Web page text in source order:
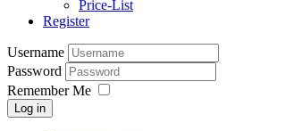
Price-List
Register
Username
Password
Remember Me
Log in